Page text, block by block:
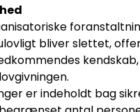
bliver slettet,
er indeholdt bag